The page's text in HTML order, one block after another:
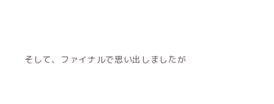
そして、ファイナルで思い出しましたが